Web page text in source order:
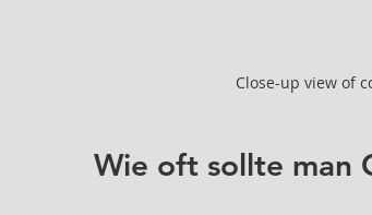
Close-up view of
Wie oft sollte man